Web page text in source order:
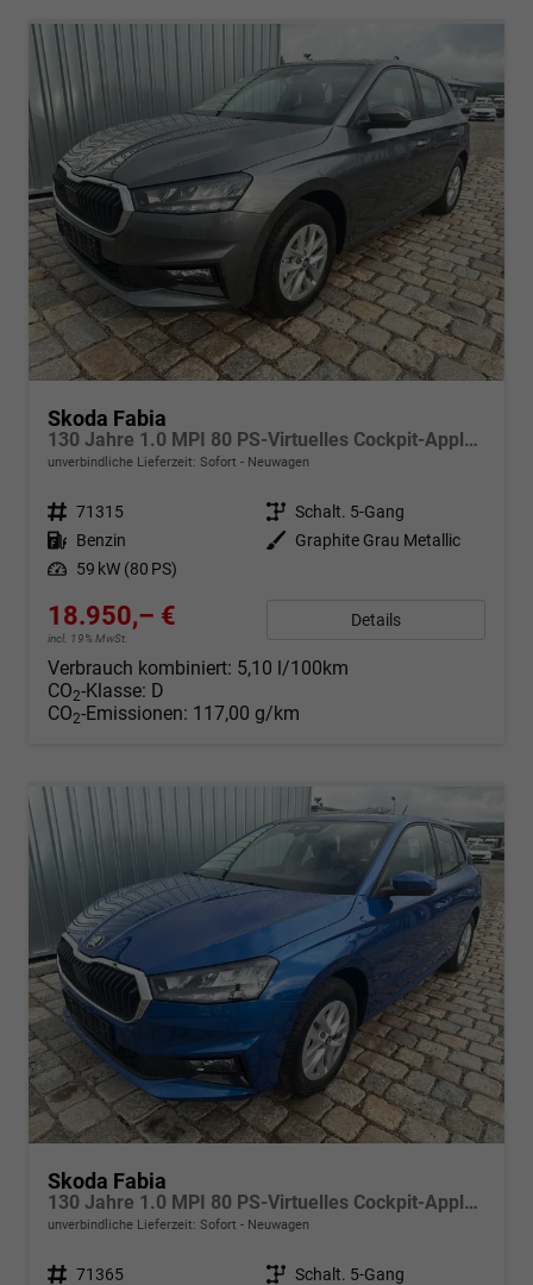
Skoda Fabia
130 Jahre 1.0 MPI 80 PS-Virtuelles Cockpit-AppleCarplay-Android-Auto-LED-Klima-Tempomat-Rückfahrkamera-DAB-SHZ-15" Alu-sofort
unverbindliche Lieferzeit: Sofort Neuwagen
Fahrzeugnr. 71315 Getriebe Schalt. 5-Gang
Kraftstoff Benzin Außenfarbe
Graphite Grau Metallic
Leistung 59 kW (80 PS)
18.950,– €
incl. 19% MwSt.
Details
Verbrauch kombiniert: 5,10 l/100km
CO2-Klasse: D
CO2-Emissionen: 117,00 g/km
Skoda Fabia
130 Jahre 1.0 MPI 80 PS-Virtuelles Cockpit-AppleCarplay-Android-Auto-LED-Klima-Tempomat-Rückfahrkamera-DAB-SHZ-15" Alu-sofort
unverbindliche Lieferzeit: Sofort Neuwagen
Fahrzeugnr. 71365 Getriebe Schalt. 5-Gang